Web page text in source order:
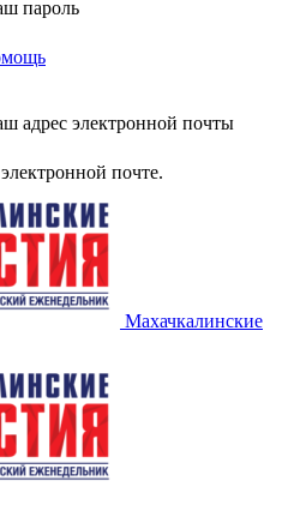
пароль
адрес электронной почты
почте.
Махачкалинские